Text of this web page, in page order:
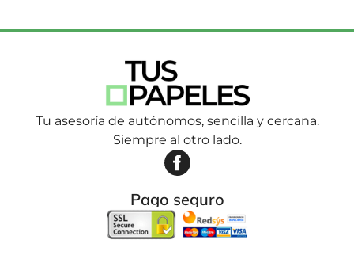
Tu asesoría de autónomos, sencilla y cercana.
Siempre al otro lado.
Pago seguro